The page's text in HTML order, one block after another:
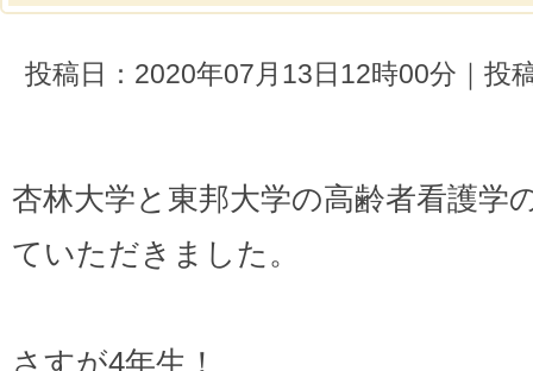
投稿日：2020年07月13日12時00分｜投
杏林大学と東邦大学の高齢者看護学
ていただきました。
さすが4年生！